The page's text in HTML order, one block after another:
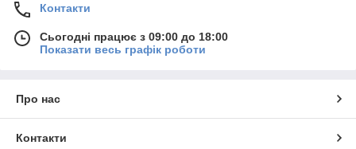
Контакти
Сьогодні працює з 09:00 до 18:00
Показати весь графік роботи
Про нас
Контакти